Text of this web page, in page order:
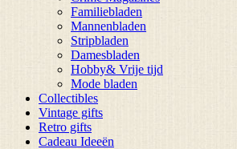
Familiebladen
Mannenbladen
Stripbladen
Damesbladen
Hobby& Vrije tijd
Mode bladen
Collectibles
Vintage gifts
Retro gifts
Cadeau Ideeën